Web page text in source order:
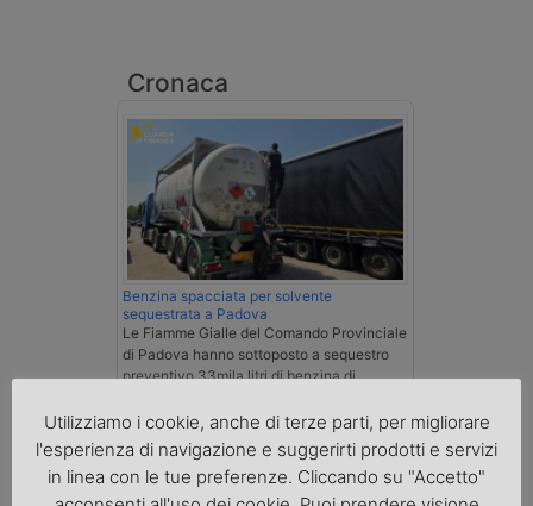
Cronaca
Benzina spacciata per solvente
sequestrata a Padova
Le Fiamme Gialle del Comando Provinciale
di Padova hanno sottoposto a sequestro
preventivo 33mila litri di benzina di
nei documenti di trasporto, e
l'autoarticolato utilizzato. Denunciato per
contrabbando di prodotti petroliferi il
conducente ungherese del mezzo, fermato
Utilizziamo i cookie, anche di terze parti, per migliorare
l'esperienza di navigazione e suggerirti prodotti e servizi
in linea con le tue preferenze. Cliccando su "Accetto"